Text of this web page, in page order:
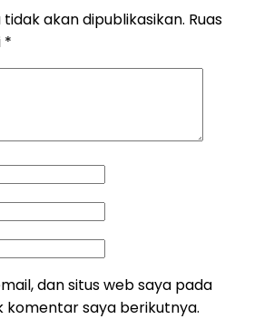
akan dipublikasikan. Ruas
*
dan situs web saya pada
komentar saya berikutnya.